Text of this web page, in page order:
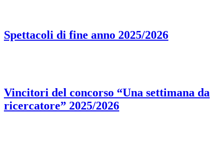
Spettacoli di fine anno 2025/2026
Vincitori del concorso “Una settimana da
ricercatore” 2025/2026